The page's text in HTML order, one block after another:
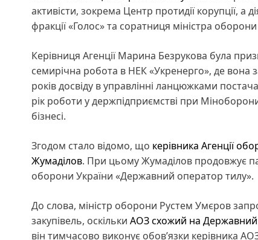
активісти, зокрема Центр протидії корупції, а
фракції «Голос» та соратниця міністра
Керівниця Агенції Марина Безрукова була
семирічна робота в НЕК «Укренерго», де вона
років досвіду в управлінні ланцюжками
рік роботи у держпідприємстві при
бізнесі.
Згодом стало відомо, що керівника Агенції
Жумаділов. При цьому Жумаділов продовжує
оборони України «Державний оператор тилу».
До слова, міністр оборони Рустем Умєров
закупівель, оскільки АОЗ схожий на
він тимчасово виконує обов’язки керівника